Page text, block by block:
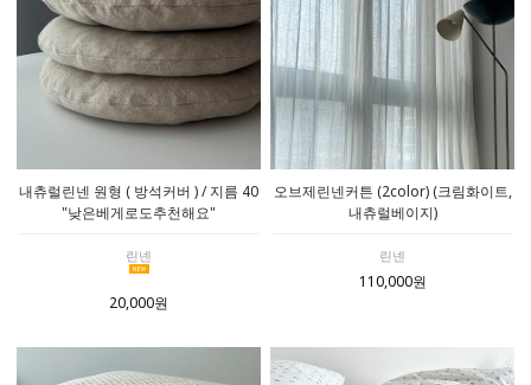
내츄럴린넨 원형 ( 방석커버 ) / 지름 40
"낮은베게로도추천해요"
린넨
20,000원
오브제린넨커튼 (2color) (크림화이트,
내츄럴베이지)
린넨
110,000원